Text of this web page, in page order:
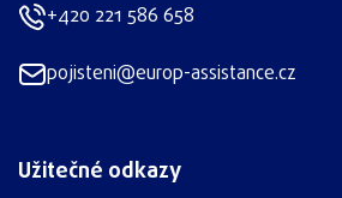
+420 221 586 658
pojisteni@europ-assistance.cz
Užitečné odkazy